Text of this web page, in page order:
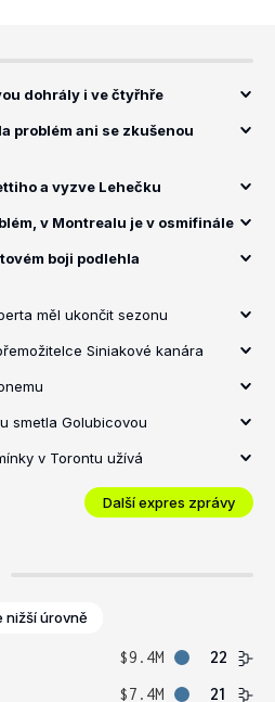
dohrály i ve čtyřhře
problém ani se zkušenou
a vyzve Lehečku
v Montrealu je v osmifinále
boji podlehla
měl ukončit sezonu
Siniakové kanára
smetla Golubicovou
v Torontu užívá
Další expres zprávy
nižší úrovně
$9.4M
22
$7.4M 21